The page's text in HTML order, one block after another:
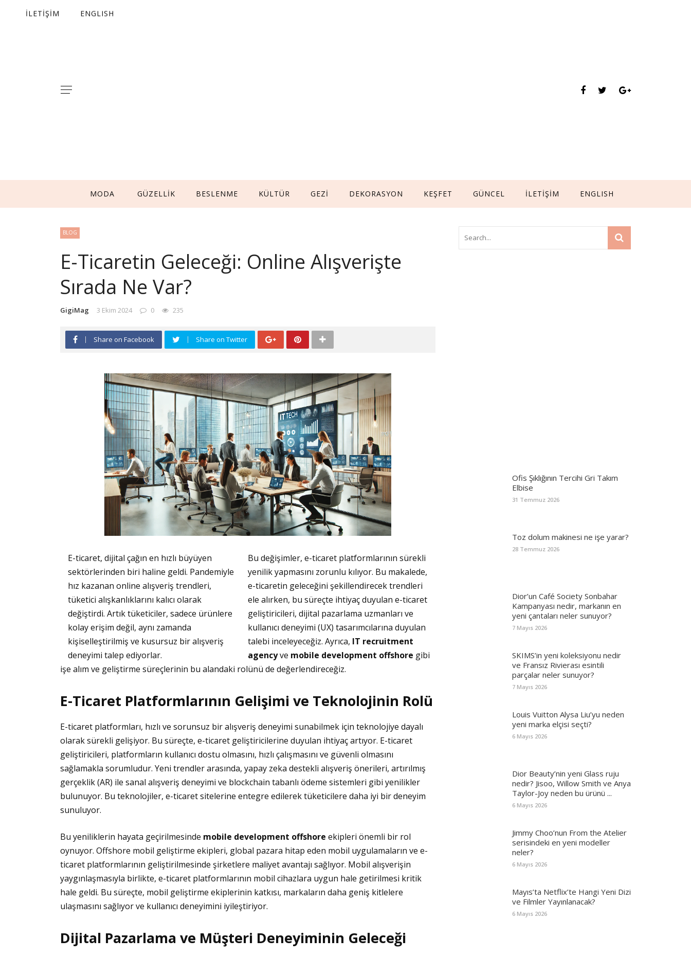
MODA GÜZELLİK BESLENME KÜLTÜR GEZİ DEKORASYON KEŞFET GÜNCEL İLETİŞİM ENGLISH
İLETİŞİM ENGLISH
BLOG
E-Ticaretin Geleceği: Online Alışverişte
Sırada Ne Var?
GigiMag 3 Ekim 2024 0 235
Share on Facebook Share on Twitter
E-ticaret, dijital çağın en hızlı büyüyen
sektörlerinden biri haline geldi. Pandemiyle
hız kazanan online alışveriş trendleri,
tüketici alışkanlıklarını kalıcı olarak
değiştirdi. Artık tüketiciler, sadece ürünlere
kolay erişim değil, aynı zamanda
kişiselleştirilmiş ve kusursuz bir alışveriş
deneyimi talep ediyorlar.
Bu değişimler, e-ticaret platformlarının sürekli
yenilik yapmasını zorunlu kılıyor. Bu makalede,
e-ticaretin geleceğini şekillendirecek trendleri
ele alırken, bu süreçte ihtiyaç duyulan e-ticaret
geliştiricileri, dijital pazarlama uzmanları ve
kullanıcı deneyimi (UX) tasarımcılarına duyulan
talebi inceleyeceğiz. Ayrıca, IT recruitment
agencyve mobile development offshore gibi
işe alım ve geliştirme süreçlerinin bu alandaki rolünü de değerlendireceğiz.
E-Ticaret Platformlarının Gelişimi ve Teknolojinin Rolü
E-ticaret platformları, hızlı ve sorunsuz bir alışveriş deneyimi sunabilmek için teknolojiye dayalı
olarak sürekli gelişiyor. Bu süreçte, e-ticaret geliştiricilerine duyulan ihtiyaç artıyor. E-ticaret
geliştiricileri, platformların kullanıcı dostu olmasını, hızlı çalışmasını ve güvenli olmasını
sağlamakla sorumludur. Yeni trendler arasında, yapay zeka destekli alışveriş önerileri, artırılmış
gerçeklik (AR) ile sanal alışveriş deneyimi ve blockchain tabanlı ödeme sistemleri gibi yenilikler
bulunuyor. Bu teknolojiler, e-ticaret sitelerine entegre edilerek tüketicilere daha iyi bir deneyim
sunuluyor.
Bu yeniliklerin hayata geçirilmesinde mobile development offshore ekipleri önemli bir rol
oynuyor. Offshore mobil geliştirme ekipleri, global pazara hitap eden mobil uygulamaların ve e-
ticaret platformlarının geliştirilmesinde şirketlere maliyet avantajı sağlıyor. Mobil alışverişin
yaygınlaşmasıyla birlikte, e-ticaret platformlarının mobil cihazlara uygun hale getirilmesi kritik
hale geldi. Bu süreçte, mobil geliştirme ekiplerinin katkısı, markaların daha geniş kitlelere
ulaşmasını sağlıyor ve kullanıcı deneyimini iyileştiriyor.
Dijital Pazarlama ve Müşteri Deneyiminin Geleceği
Ofis Şıklığının Tercihi Gri Takım
Elbise
31 Temmuz 2026
Toz dolum makinesi ne işe yarar?
28 Temmuz 2026
Dior’un Café Society Sonbahar
Kampanyası nedir, markanın en
yeni çantaları neler sunuyor?
7 Mayıs 2026
SKIMS’in yeni koleksiyonu nedir
ve Fransız Rivierası esintili
parçalar neler sunuyor?
7 Mayıs 2026
Louis Vuitton Alysa Liu’yu neden
yeni marka elçisi seçti?
6 Mayıs 2026
Dior Beauty’nin yeni Glass ruju
nedir? Jisoo, Willow Smith ve Anya
Taylor-Joy neden bu ürünü ...
6 Mayıs 2026
Jimmy Choo’nun From the Atelier
serisindeki en yeni modeller
neler?
6 Mayıs 2026
Mayıs’ta Netflix’te Hangi Yeni Dizi
ve Filmler Yayınlanacak?
6 Mayıs 2026